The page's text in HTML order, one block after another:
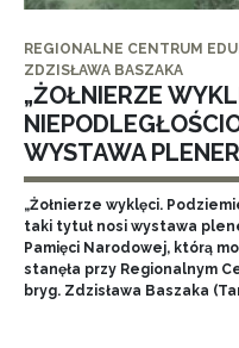
REGIONALNE CENTRUM
ZDZISŁAWA BASZAKA
„ŻOŁNIERZE
WYSTAWA
„Żołnierze wyklęci.
taki tytuł nosi wystawa
Pamięci Narodowej, którą
stanęła przy Regionalnym
bryg. Zdzisława Baszaka